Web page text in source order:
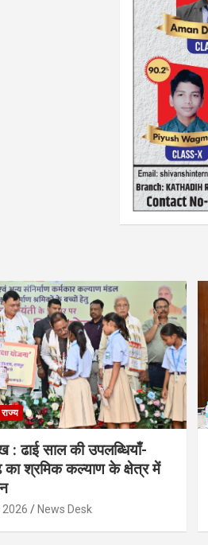
राज्य
: ढाई साल की उपलब्धियाँ-
का श्रमिक कल्याण के क्षेत्र में
News Desk